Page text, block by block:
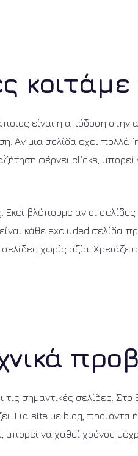
είναι η απόδοση στην
Αν μια σελίδα έχει πολλά
φέρνει clicks, μπορεί
βλέπουμε αν οι
κάθε excluded σελίδα
χωρίς αξία.
σημαντικές σελίδες.
Για site με blog, προϊόντα
να χαθεί χρόνος